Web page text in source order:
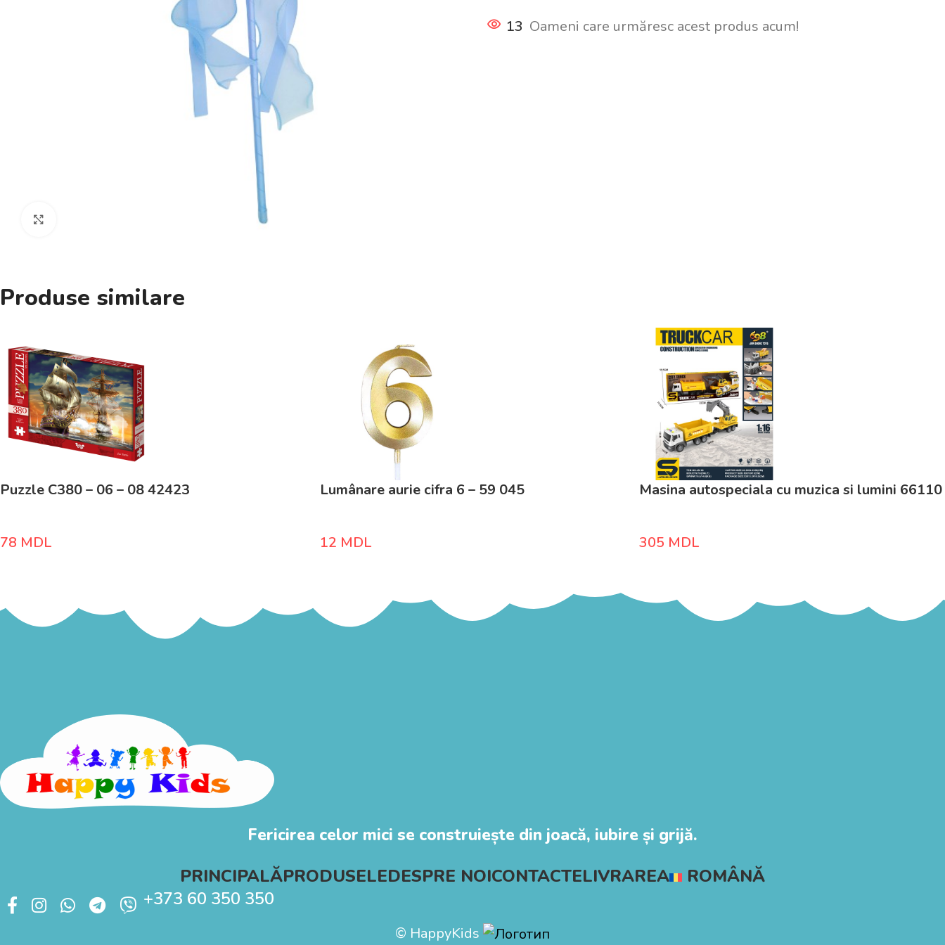
13 Oameni care urmăresc acest produs acum!
Produse similare
Puzzle C380 – 06 – 08 42423
78 MDL
Lumânare aurie cifra 6 – 59 045
12 MDL
Masina autospeciala cu muzica si lumini 66110
305 MDL
Fericirea celor mici se construiește din joacă, iubire și grijă.
PRINCIPALĂPRODUSELEDESPRE NOICONTACTELIVRAREA
ROMÂNĂ
+373 60 350 350
© HappyKids